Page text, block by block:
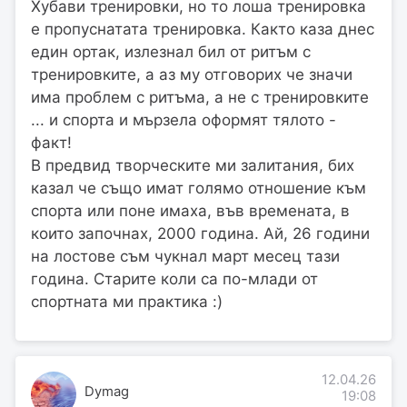
Хубави тренировки, но то лоша тренировка
е пропуснатата тренировка. Както каза днес
един ортак, излезнал бил от ритъм с
тренировките, а аз му отговорих че значи
има проблем с ритъма, а не с тренировките
... и спорта и мързела оформят тялото -
факт!
В предвид творческите ми залитания, бих
казал че също имат голямо отношение към
спорта или поне имаха, във времената, в
които започнах, 2000 година. Ай, 26 години
на лостове съм чукнал март месец тази
година. Старите коли са по-млади от
спортната ми практика :)
Dymag
12.04.26
19:08